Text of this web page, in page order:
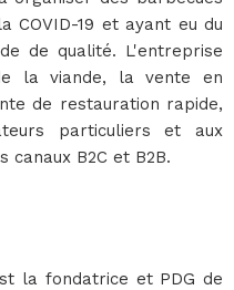
COVID-19 et ayant eu du
de qualité. L'entreprise
la viande, la vente en
de restauration rapide,
particuliers et aux
canaux B2C et B2B.
la fondatrice et PDG de